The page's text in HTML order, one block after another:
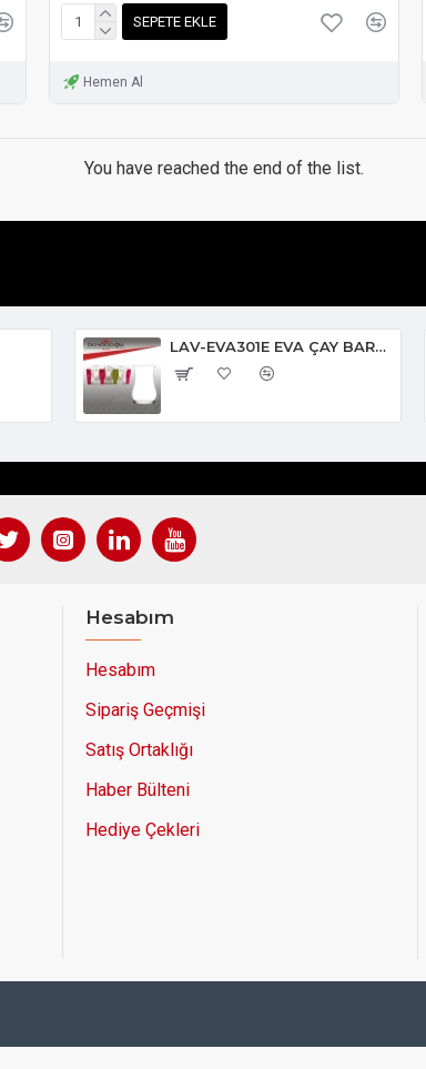
SEPETE EKLE
Hemen Al
You have reached the end of the list.
LAV-EVA301E EVA ÇAY BARDAK
Hesabım
Hesabım
Sipariş Geçmişi
Satış Ortaklığı
Haber Bülteni
Hediye Çekleri